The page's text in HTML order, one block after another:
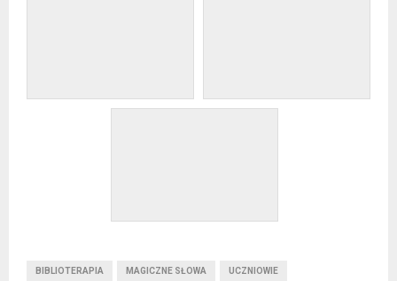
BIBLIOTERAPIA MAGICZNE SŁOWA UCZNIOWIE